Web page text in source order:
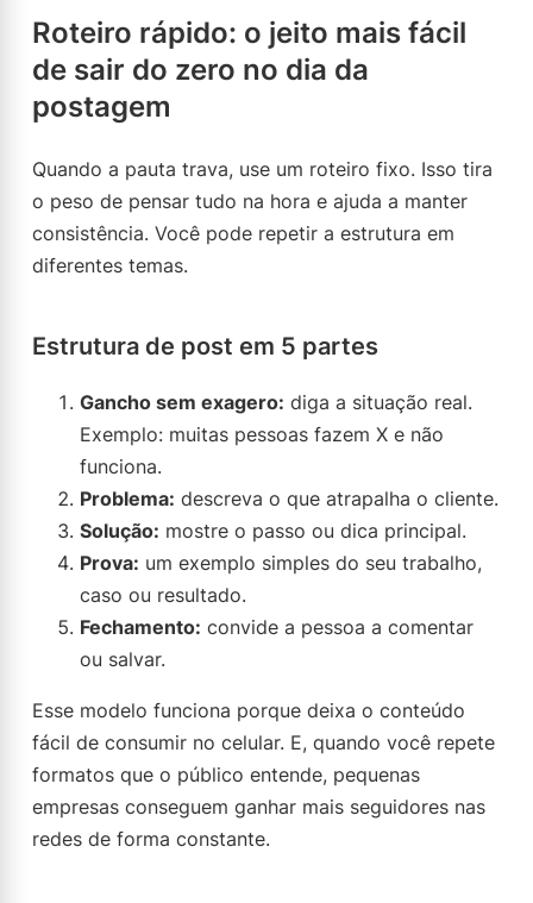
Roteiro rápido: o jeito mais fácil
de sair do zero no dia da
postagem
Quando a pauta trava, use um roteiro fixo. Isso tira
o peso de pensar tudo na hora e ajuda a manter
consistência. Você pode repetir a estrutura em
diferentes temas.
Estrutura de post em 5 partes
Gancho sem exagero: diga a situação real.
Exemplo: muitas pessoas fazem X e não
funciona.
Problema: descreva o que atrapalha o cliente.
Solução: mostre o passo ou dica principal.
Prova: um exemplo simples do seu trabalho,
caso ou resultado.
Fechamento: convide a pessoa a comentar
ou salvar.
Esse modelo funciona porque deixa o conteúdo
fácil de consumir no celular. E, quando você repete
formatos que o público entende, pequenas
empresas conseguem ganhar mais seguidores nas
redes de forma constante.